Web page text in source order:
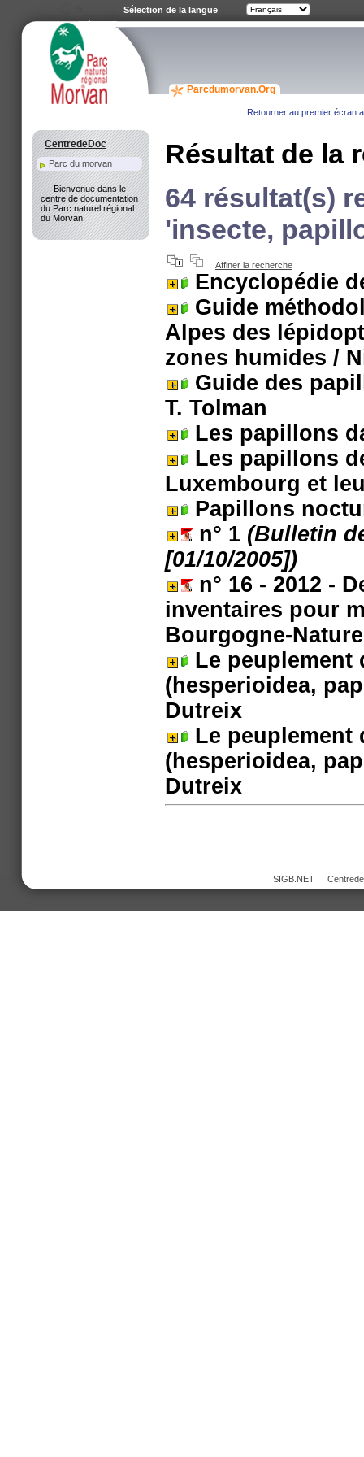
Parcdumorvan.Org
Retourner au premier écran
Résultat de la
64 résultat(s)
'insecte,
Affiner la recherche
Encyclopédie
Guide
Alpes des
zones humides /
Guide des
T. Tolman
Les papillons
Les papillons
Luxembourg et
Papillons
n° 1 (Bulletin
[01/10/2005])
n° 16 - 2012 -
inventaires pour
Bourgogne-Nature
Le peuplement
(hesperioidea,
Dutreix
Le peuplement
(hesperioidea,
Dutreix
SIGB.NET
CentredeDoc
Parc du morvan
Bienvenue dans le
centre de documentation
du Parc naturel régional
du Morvan.
Sélection de la langue